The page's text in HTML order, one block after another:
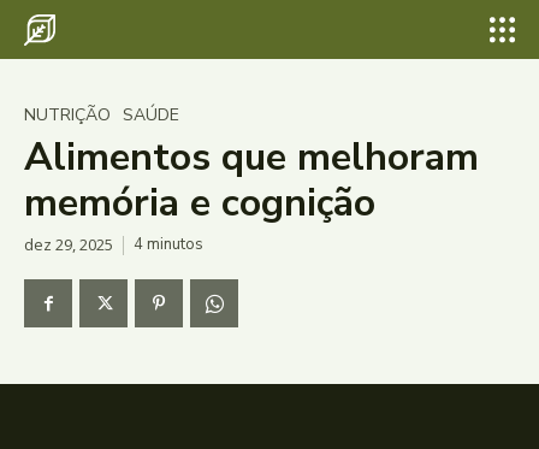
NUTRIÇÃO SAÚDE
Alimentos que melhoram
memória e cognição
dez 29, 2025 4minutos